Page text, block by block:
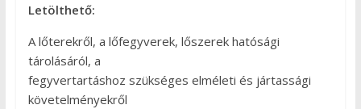
Letölthető:
A lőterekről, a lőfegyverek, lőszerek hatósági
tárolásáról, a
fegyvertartáshoz szükséges elméleti és jártassági
követelményekről